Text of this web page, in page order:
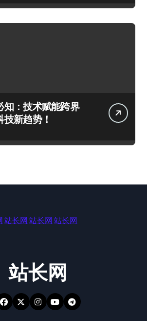
知：技术赋能跨界
新趋势！
站长网 站长网 站长网
站长网